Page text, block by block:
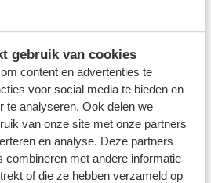
gebruik van cookies
content en advertenties te
voor social media te bieden en
te analyseren. Ook delen we
van onze site met onze partners
en analyse. Deze partners
combineren met andere informatie
of die ze hebben verzameld op